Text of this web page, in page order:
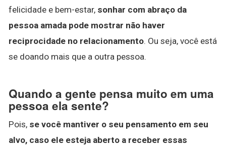
felicidade e bem-estar, sonhar com abraço da
pessoa amada pode mostrar não haver
reciprocidade no relacionamento. Ou seja, você está
se doando mais que a outra pessoa.
Quando a gente pensa muito em uma
pessoa ela sente?
Pois, se você mantiver o seu pensamento em seu
alvo, caso ele esteja aberto a receber essas